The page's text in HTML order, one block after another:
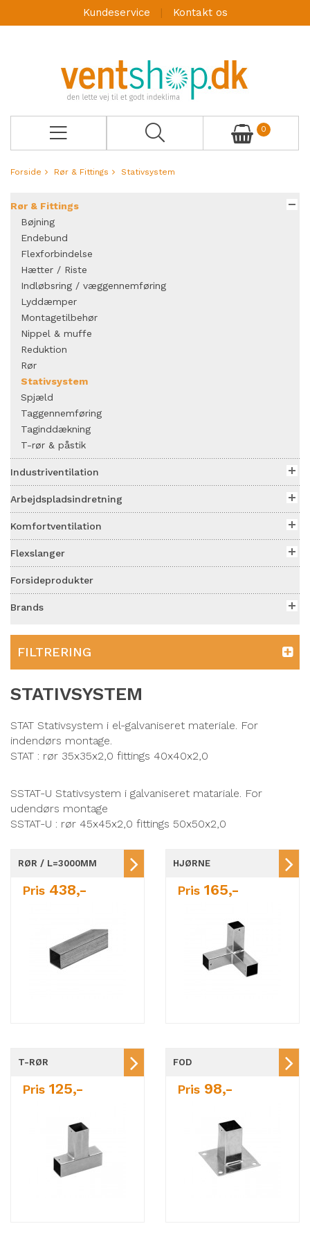
Kundeservice Kontakt os
0
Forside Rør & Fittings Stativsystem
Rør & Fittings
Bøjning
Endebund
Flexforbindelse
Hætter / Riste
Indløbsring / væggennemføring
Lyddæmper
Montagetilbehør
Nippel & muffe
Reduktion
Rør
Stativsystem
Spjæld
Taggennemføring
Taginddækning
T-rør & påstik
Industriventilation
Arbejdspladsindretning
Komfortventilation
Flexslanger
Forsideprodukter
Brands
FILTRERING
STATIVSYSTEM
STAT Stativsystem i el-galvaniseret materiale. For
indendørs montage.
STAT : rør 35x35x2,0 fittings 40x40x2,0
SSTAT-U Stativsystem i galvaniseret matariale. For
udendørs montage
SSTAT-U : rør 45x45x2,0 fittings 50x50x2,0
RØR / L=3000MM
Pris 438,-
HJØRNE
Pris 165,-
T-RØR
Pris 125,-
FOD
Pris 98,-